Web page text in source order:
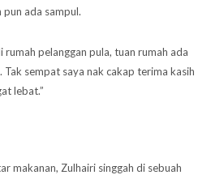
ada sampul.
rumah pelanggan pula, tuan rumah ada
sempat saya nak cakap terima kasih
lebat.”
makanan, Zulhairi singgah di sebuah